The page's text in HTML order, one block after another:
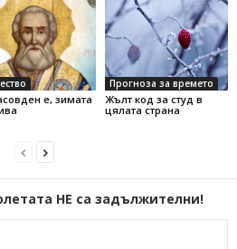
е, зимата
Прогноза за времето
Жълт код за студ в
цялата страна
НЕ са задължителни!